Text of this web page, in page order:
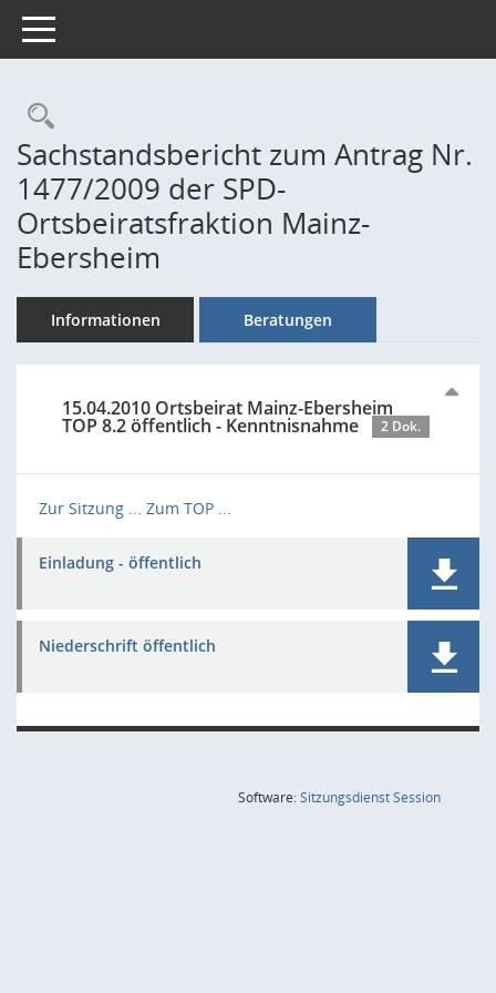
Toggle navigation
Rechercheauswahl
Sachstandsbericht zum Antrag Nr.
1477/2009 der SPD-
Ortsbeiratsfraktion Mainz-
Ebersheim
Informationen Beratungen
15.04.2010 Ortsbeirat Mainz-Ebersheim
TOP 8.2 öffentlich - Kenntnisnahme 2 Dok.
Zur Sitzung ... Zum TOP ...
Einladung - öffentlich
Niederschrift öffentlich
Software:SitzungsdienstSession(Wird in